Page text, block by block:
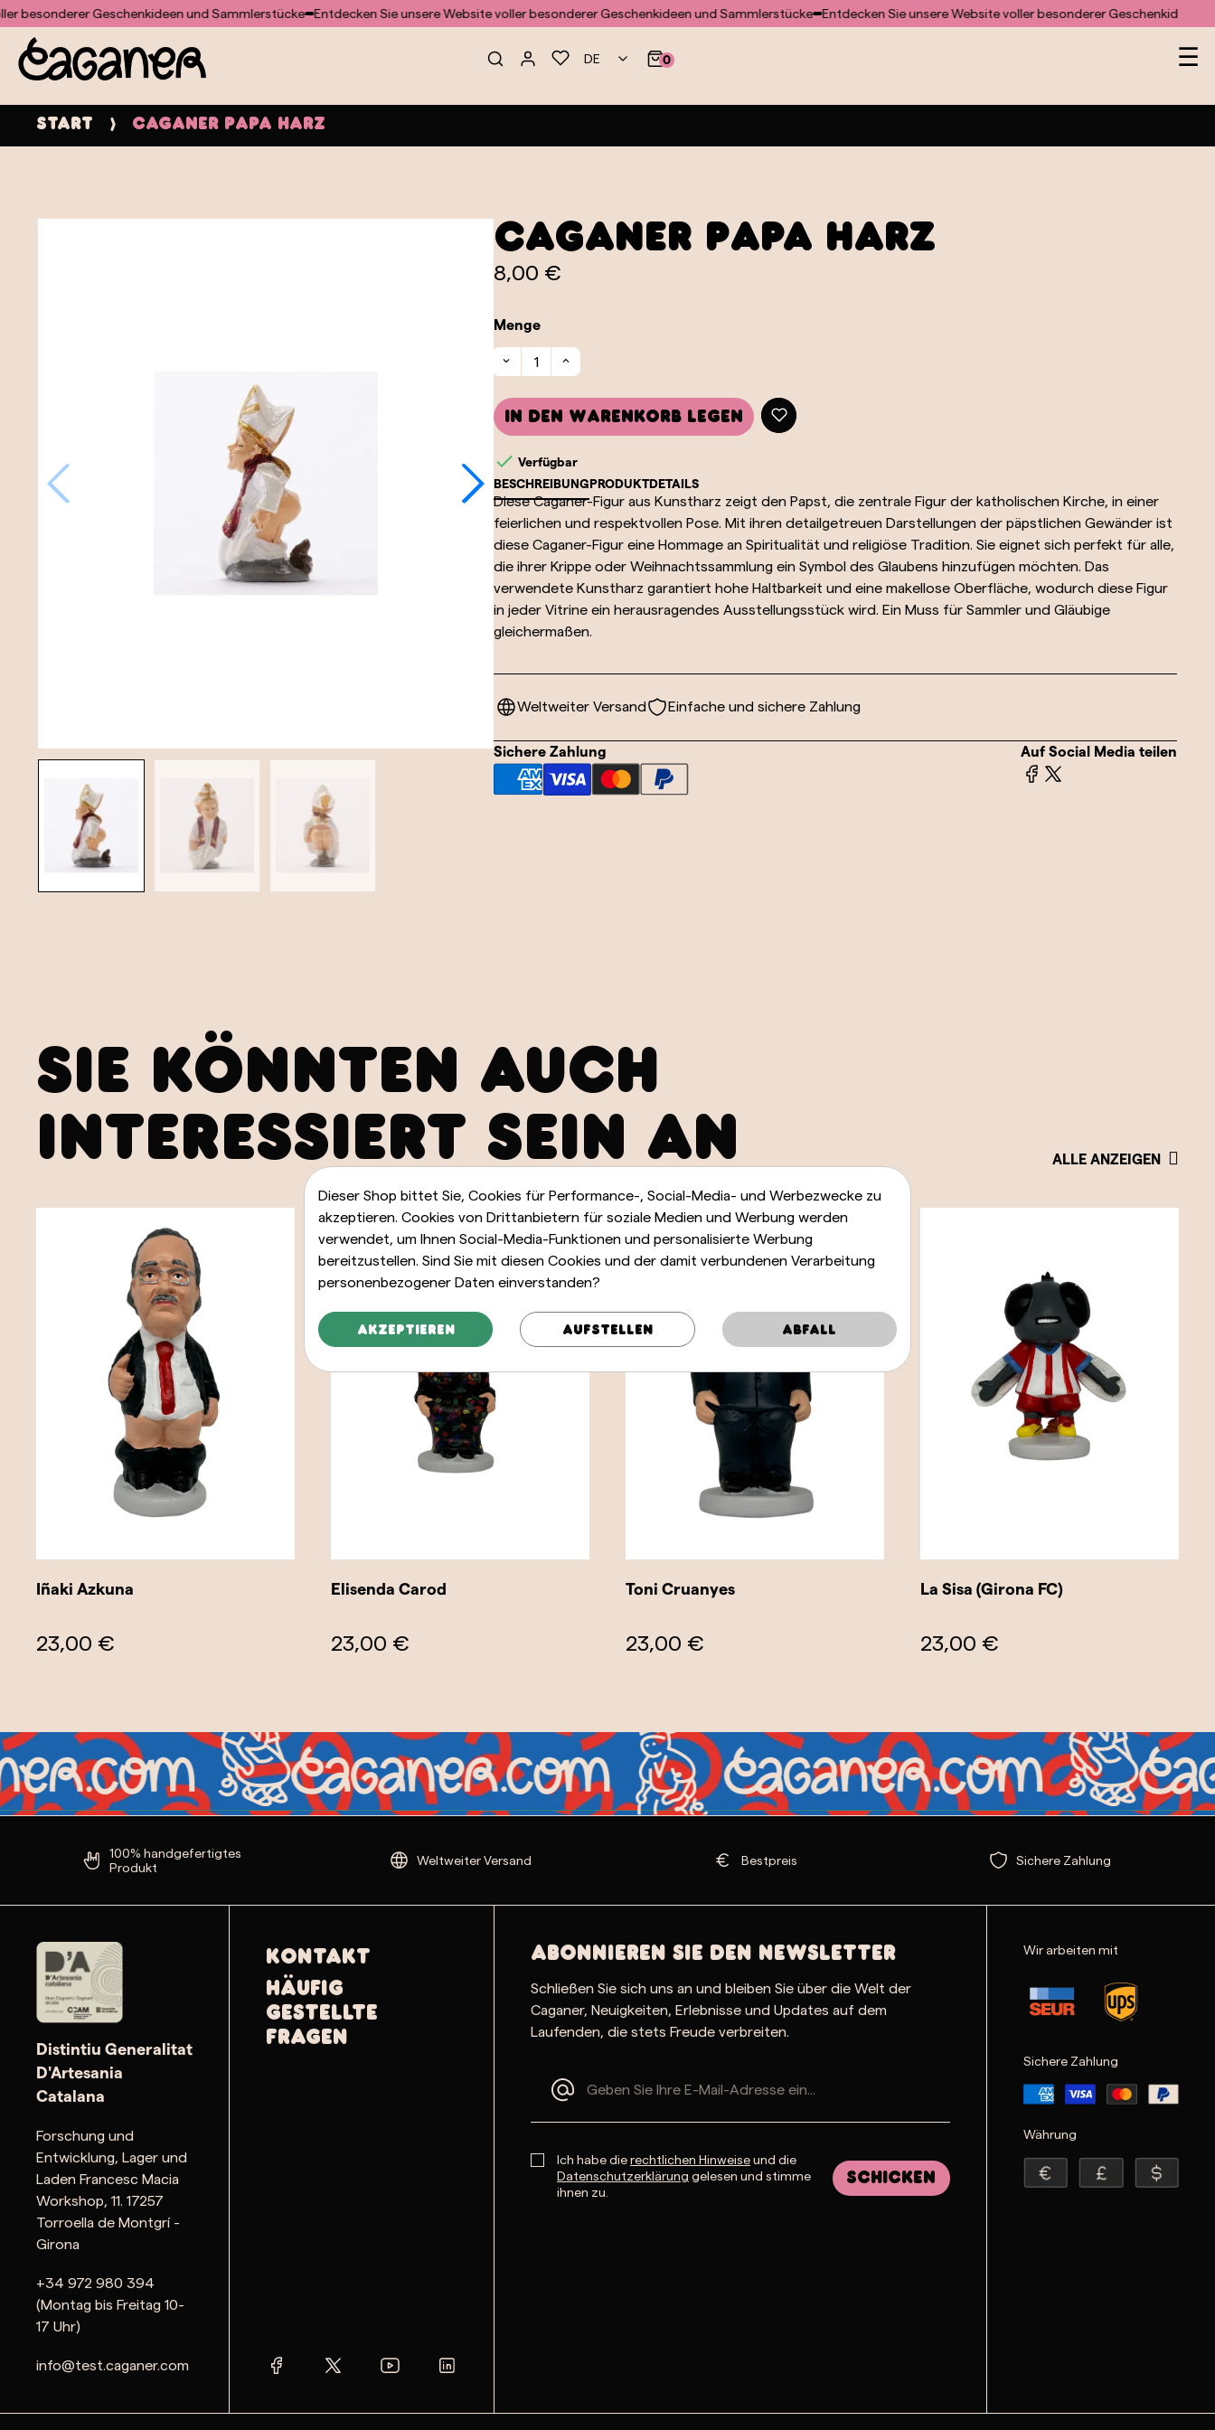
Für das Doofinder-Modul wurde keine Vorlage gefunden
Geschenkideen und Sammlerstücke Entdecken Sie unsere Website voller besonderer Geschenkideen und Sammlerstücke Entdecken Sie unsere Website voller besonderer Geschenkideen und
☰
DE 0
Start Caganer Papa Harz
Caganer Papa Harz
8,00 €
Menge
In den Warenkorb legen
 Verfügbar
BESCHREIBUNGPRODUKTDETAILS
Diese Caganer-Figur aus Kunstharz zeigt den Papst, die zentrale Figur der katholischen Kirche, in einer
feierlichen und respektvollen Pose. Mit ihren detailgetreuen Darstellungen der päpstlichen Gewänder ist
diese Caganer-Figur eine Hommage an Spiritualität und religiöse Tradition. Sie eignet sich perfekt für alle,
die ihrer Krippe oder Weihnachtssammlung ein Symbol des Glaubens hinzufügen möchten. Das
verwendete Kunstharz garantiert hohe Haltbarkeit und eine makellose Oberfläche, wodurch diese Figur
in jeder Vitrine ein herausragendes Ausstellungsstück wird. Ein Muss für Sammler und Gläubige
gleichermaßen.
Weltweiter Versand Einfache und sichere Zahlung
Sichere Zahlung Auf Social Media teilen
SIE KÖNNTEN AUCH
INTERESSIERT SEIN AN
ALLE ANZEIGEN
Iñaki Azkuna
23,00 €
Elisenda Carod
23,00 €
Toni Cruanyes
23,00 €
La Sisa (Girona FC)
23,00 €
100% handgefertigtes
Produkt
Weltweiter Versand Bestpreis Sichere Zahlung
Distintiu Generalitat
D'Artesania
Catalana
Forschung und
Entwicklung, Lager und
Laden Francesc Macia
Workshop, 11. 17257
Torroella de Montgrí -
Girona
+34 972 980 394
(Montag bis Freitag 10-
17 Uhr)
info@test.caganer.com
Kontakt
Häufig
gestellte
Fragen
Abonnieren Sie den Newsletter
Schließen Sie sich uns an und bleiben Sie über die Welt der
Caganer, Neuigkeiten, Erlebnisse und Updates auf dem
Laufenden, die stets Freude verbreiten.
Ich habe dierechtlichen Hinweiseund die
Datenschutzerklärung gelesen und stimme
ihnen zu.
Schicken
Wir arbeiten mit
Sichere Zahlung
Währung
Dieser Shop bittet Sie, Cookies für Performance-, Social-Media- und Werbezwecke zu
akzeptieren. Cookies von Drittanbietern für soziale Medien und Werbung werden
verwendet, um Ihnen Social-Media-Funktionen und personalisierte Werbung
bereitzustellen. Sind Sie mit diesen Cookies und der damit verbundenen Verarbeitung
personenbezogener Daten einverstanden?
Akzeptieren Aufstellen Abfall